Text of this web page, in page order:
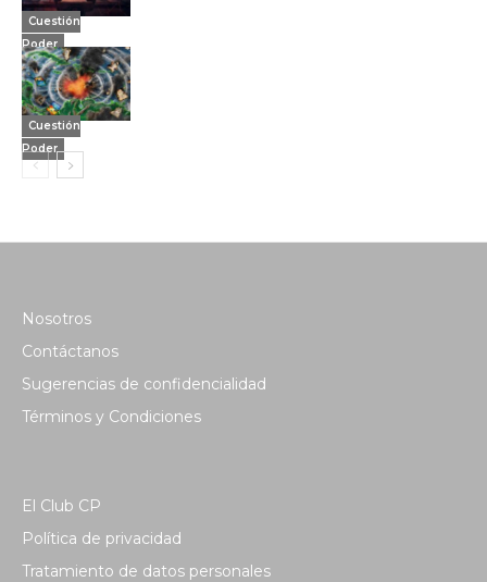
Cuestión
Poder
Cuestión
Poder
Nosotros
Contáctanos
Sugerencias de confidencialidad
Términos y Condiciones
El Club CP
Política de privacidad
Tratamiento de datos personales